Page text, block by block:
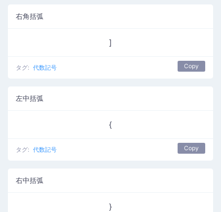
右角括弧
]
タグ: 代数記号 Copy
左中括弧
{
タグ: 代数記号 Copy
右中括弧
}